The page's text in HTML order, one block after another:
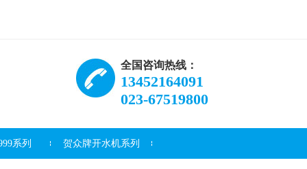
全国咨询热线：
13452164091
023-67519800
系列 贺众牌开水机系列